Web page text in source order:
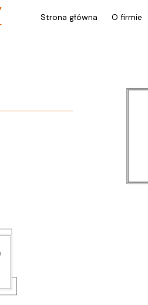
Strona główna O firmie